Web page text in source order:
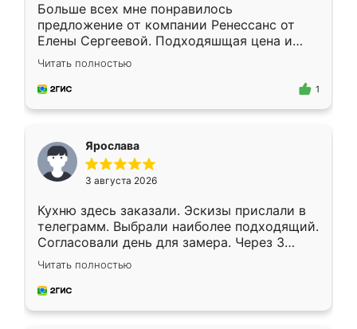
Больше всех мне понравилось
предложение от компании Ренессанс от
Елены Сергеевой. Подходяшщая цена и
короткие сроки изготовления. Приехавший
для замера сотрудник Владислав
предложил по моему эскизу самый
Читать полностью
1
Ярослава
3 августа 2026
Кухню здесь заказали. Эскизы прислали в
телеграмм. Выбрали наиболее подходящий.
Согласовали день для замера. Через 3
недели кухня была уже готова. Остались
довольны работой. Спасибо Ренессанс
мебель за качественную работу!
Читать полностью